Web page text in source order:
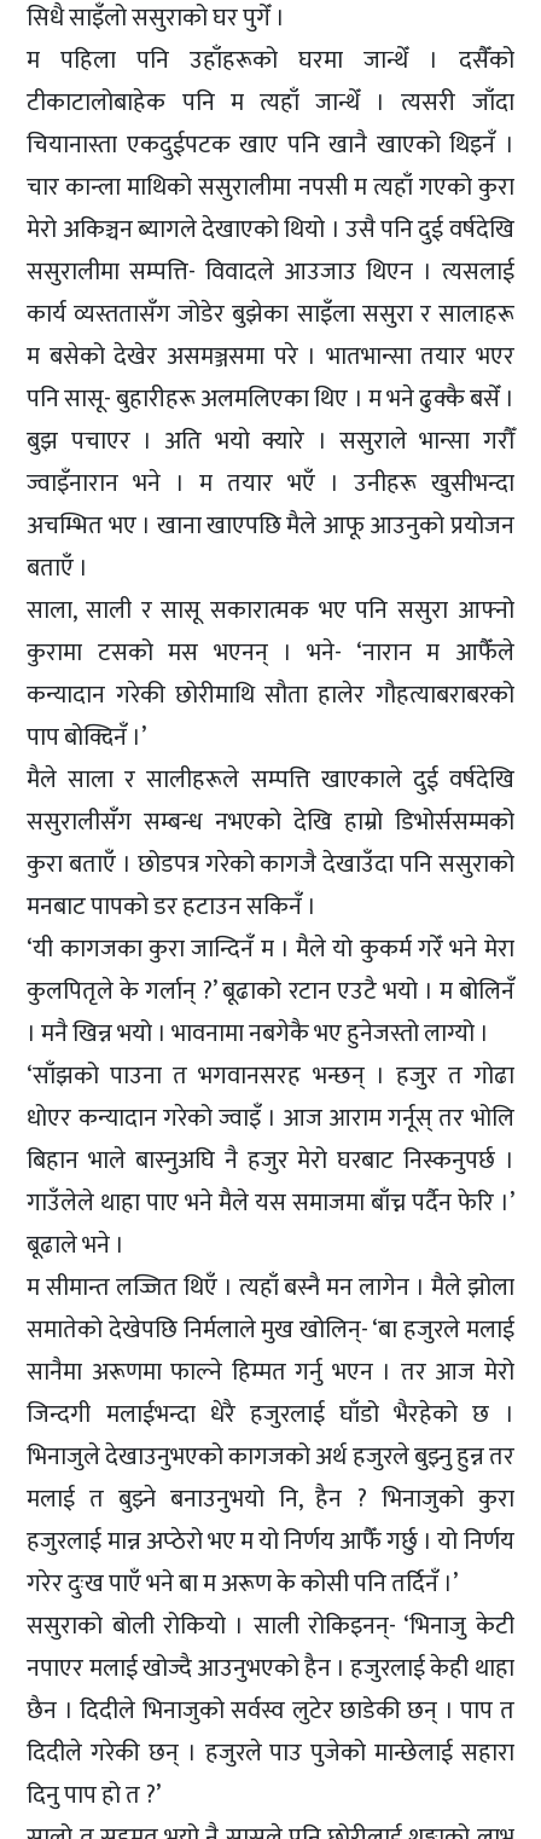
सिधै साइँलो ससुराको घर पुगेँ ।
म पहिला पनि उहाँहरूको घरमा जान्थेँ । दसैँको
टीकाटालोबाहेक पनि म त्यहाँ जान्थेँ । त्यसरी जाँदा
चियानास्ता एकदुईपटक खाए पनि खानै खाएको थिइनँ ।
चार कान्ला माथिको ससुरालीमा नपसी म त्यहाँ गएको कुरा
मेरो अकिञ्चन ब्यागले देखाएको थियो । उसै पनि दुई वर्षदेखि
ससुरालीमा सम्पत्ति- विवादले आउजाउ थिएन । त्यसलाई
कार्य व्यस्ततासँग जोडेर बुझेका साइँला ससुरा र सालाहरू
म बसेको देखेर असमञ्जसमा परे । भातभान्सा तयार भएर
पनि सासू- बुहारीहरू अलमलिएका थिए । म भने ढुक्कै बसेँ ।
बुझ पचाएर । अति भयो क्यारे । ससुराले भान्सा गरौँ
ज्वाइँनारान भने । म तयार भएँ । उनीहरू खुसीभन्दा
अचम्भित भए । खाना खाएपछि मैले आफू आउनुको प्रयोजन
बताएँ ।
साला, साली र सासू सकारात्मक भए पनि ससुरा आफ्नो
कुरामा टसको मस भएनन् । भने- ‘नारान म आफैँले
कन्यादान गरेकी छोरीमाथि सौता हालेर गौहत्याबराबरको
पाप बोक्दिनँ ।’
मैले साला र सालीहरूले सम्पत्ति खाएकाले दुई वर्षदेखि
ससुरालीसँग सम्बन्ध नभएको देखि हाम्रो डिभोर्ससम्मको
कुरा बताएँ । छोडपत्र गरेको कागजै देखाउँदा पनि ससुराको
मनबाट पापको डर हटाउन सकिनँ ।
‘यी कागजका कुरा जान्दिनँ म । मैले यो कुकर्म गरेँ भने मेरा
कुलपितृले के गर्लान् ?’ बूढाको रटान एउटै भयो । म बोलिनँ
। मनै खिन्न भयो । भावनामा नबगेकै भए हुनेजस्तो लाग्यो ।
‘साँझको पाउना त भगवानसरह भन्छन् । हजुर त गोढा
धोएर कन्यादान गरेको ज्वाइँ । आज आराम गर्नूस् तर भोलि
बिहान भाले बास्नुअघि नै हजुर मेरो घरबाट निस्कनुपर्छ ।
गाउँलेले थाहा पाए भने मैले यस समाजमा बाँच्न पर्दैन फेरि ।’
बूढाले भने ।
म सीमान्त लज्जित थिएँ । त्यहाँ बस्नै मन लागेन । मैले झोला
समातेको देखेपछि निर्मलाले मुख खोलिन्- ‘बा हजुरले मलाई
सानैमा अरूणमा फाल्ने हिम्मत गर्नु भएन । तर आज मेरो
जिन्दगी मलाईभन्दा धेरै हजुरलाई घाँडो भैरहेको छ ।
भिनाजुले देखाउनुभएको कागजको अर्थ हजुरले बुझ्नु हुन्न तर
मलाई त बुझ्ने बनाउनुभयो नि, हैन ? भिनाजुको कुरा
हजुरलाई मान्न अप्ठेरो भए म यो निर्णय आफैँ गर्छु । यो निर्णय
गरेर दुःख पाएँ भने बा म अरूण के कोसी पनि तर्दिनँ ।’
ससुराको बोली रोकियो । साली रोकिइनन्- ‘भिनाजु केटी
नपाएर मलाई खोज्दै आउनुभएको हैन । हजुरलाई केही थाहा
छैन । दिदीले भिनाजुको सर्वस्व लुटेर छाडेकी छन् । पाप त
दिदीले गरेकी छन् । हजुरले पाउ पुजेको मान्छेलाई सहारा
दिनु पाप हो त ?’